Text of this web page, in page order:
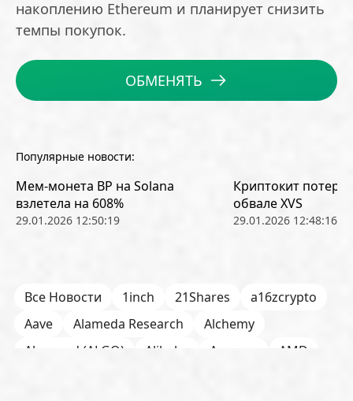
накоплению Ethereum и планирует снизить
темпы покупок.
ОБМЕНЯТЬ
Популярные новости:
Мем-монета BP на Solana
взлетела на 608%
29.01.2026 12:50:19
Криптокит
обвале XVS
29.01.2026 12:48:16
Все Новости 1inch 21Shares
a16zcrypto
Aave
Alameda Research
Alchemy
Algorand (ALGO)
Alibaba Amazon
AMD